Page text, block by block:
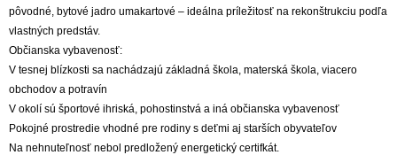
pôvodné, bytové jadro umakartové – ideálna príležitosť na rekonštrukciu podľa
vlastných predstáv.
Občianska vybavenosť:
V tesnej blízkosti sa nachádzajú základná škola, materská škola, viacero
obchodov a potravín
V okolí sú športové ihriská, pohostinstvá a iná občianska vybavenosť
Pokojné prostredie vhodné pre rodiny s deťmi aj starších obyvateľov
Na nehnuteľnosť nebol predložený energetický certifkát.